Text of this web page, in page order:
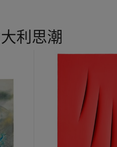
Paris. Although similar in
who was interested in primal
bruised and visceral even as
prominent writer,
it passed into the collection
a French painter. Born in Paris in
in 1908, and entered
he was called up to fight in
利思潮